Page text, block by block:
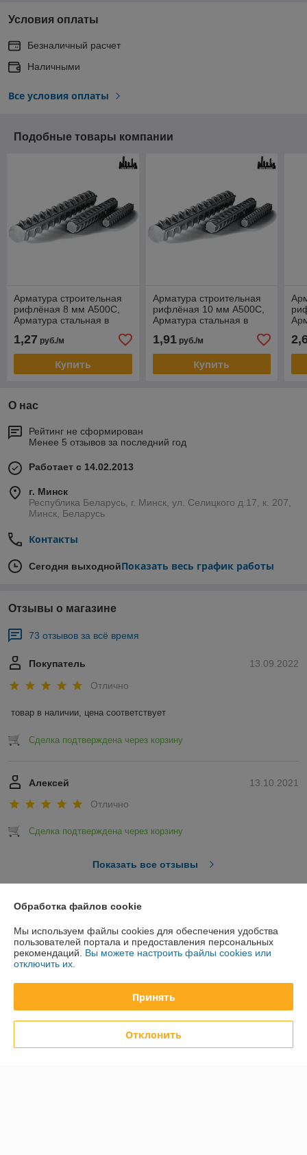
Условия оплаты
Безналичный расчет
Наличными
Все условия оплаты
Подобные товары компании
Арматура строительная
рифлёная 8 мм А500С,
Арматура стальная в
1,27 руб./м
Купить
Арматура строительная
рифлёная 10 мм А500С,
Арматура стальная в
1,91руб./м
Купить
О нас
Рейтинг не сформирован
Менее 5 отзывов за последний год
Работает с 14.02.2013
г. Минск
Республика Беларусь, г. Минск, ул. Селицкого д.17, к. 207,
Минск, Беларусь
Контакты
Сегодня выходнойПоказать весь график работы
Отзывы о магазине
73 отзывов за всё время
13.09.2022
Покупатель
Отлично
товар в наличии, цена соответствует
Сделка подтверждена через корзину
13.10.2021
Алексей
Отлично
Сделка подтверждена через корзину
Показать все отзывы
О нас
Контакты
График работы
Обработка файлов cookie
Мы используем файлы cookies для обеспечения удобства
пользователей портала и предоставления персональных
рекомендаций. Вы можете настроить файлы cookies или
отключить их.
Принять
Отклонить